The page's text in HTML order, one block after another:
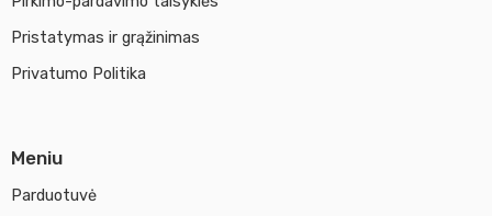
Pristatymas ir grąžinimas
Privatumo Politika
Meniu
Parduotuvė